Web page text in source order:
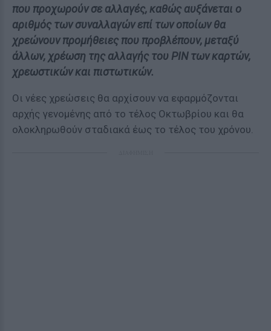
που προχωρούν σε αλλαγές, καθώς αυξάνεται ο
αριθμός των συναλλαγών επί των οποίων θα
χρεώνουν προμήθειες που προβλέπουν, μεταξύ
άλλων, χρέωση της αλλαγής του PIN των καρτών,
χρεωστικών και πιστωτικών.
Οι νέες χρεώσεις θα αρχίσουν να εφαρμόζονται
αρχής γενομένης από το τέλος Οκτωβρίου και θα
ολοκληρωθούν σταδιακά έως το τέλος του χρόνου.